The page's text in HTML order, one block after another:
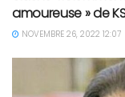
amoureuse » de
NOVEMBRE 26, 2022 12:07